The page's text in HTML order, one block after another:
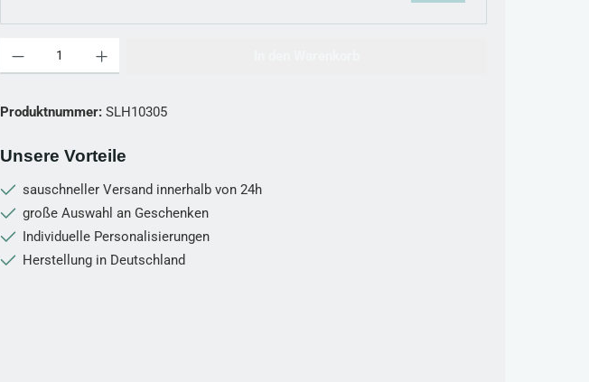
Produktnummer: SLH10305
Unsere Vorteile
sauschneller Versand innerhalb von 24h
große Auswahl an Geschenken
Individuelle Personalisierungen
Herstellung in Deutschland